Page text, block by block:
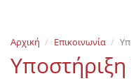
Εκδόσεις
Ενημέρωση
Αρχική Επικοινωνία